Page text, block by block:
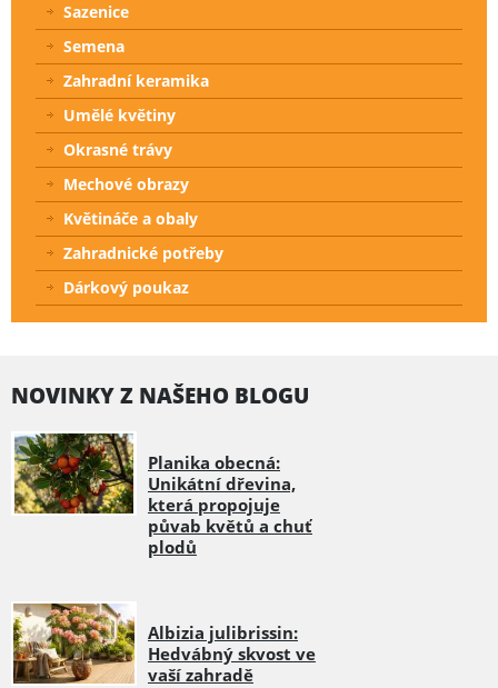
Sazenice
Semena
Zahradní keramika
Umělé květiny
Okrasné trávy
Mechové obrazy
Květináče a obaly
Zahradnické potřeby
Dárkový poukaz
NOVINKY Z NAŠEHO BLOGU
Planika obecná:
Unikátní dřevina,
která propojuje
půvab květů a chuť
plodů
Albizia julibrissin:
Hedvábný skvost ve
vaší zahradě